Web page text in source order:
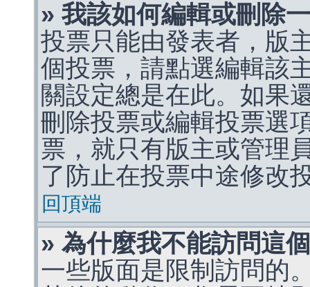
» 我該如何編輯或刪除
投票只能由發表者，版
個投票，請點選編輯該
關設定總是在此。如果
刪除投票或編輯投票選
票，就只有版主或管理
了防止在投票中途修改
回頂端
» 為什麼我不能訪問這
一些版面是限制訪問的